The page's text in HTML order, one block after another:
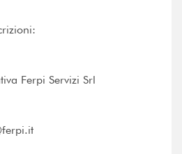
Ferpi Servizi Srl